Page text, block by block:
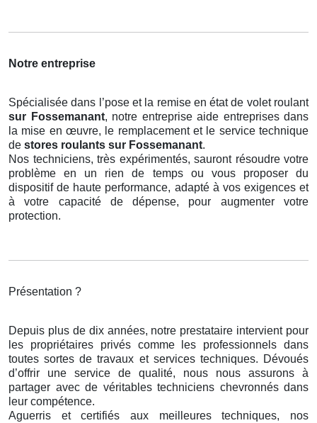
Notre entreprise
Spécialisée dans l’pose et la remise en état de volet roulant
sur Fossemanant, notre entreprise aide entreprises dans
la mise en œuvre, le remplacement et le service technique
de stores roulants sur Fossemanant.
Nos techniciens, très expérimentés, sauront résoudre votre
problème en un rien de temps ou vous proposer du
dispositif de haute performance, adapté à vos exigences et
à votre capacité de dépense, pour augmenter votre
protection.
Présentation ?
Depuis plus de dix années, notre prestataire intervient pour
les propriétaires privés comme les professionnels dans
toutes sortes de travaux et services techniques. Dévoués
d’offrir une service de qualité, nous nous assurons à
partager avec de véritables techniciens chevronnés dans
leur compétence.
Aguerris et certifiés aux meilleures techniques, nos